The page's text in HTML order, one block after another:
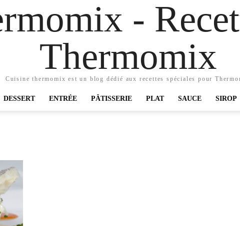
-
Thermomix
Cuisine thermomix est un blog dédié aux recettes spéciales pour
DESSERT ENTRÉE PÂTISSERIE PLAT SAUCE SIROP